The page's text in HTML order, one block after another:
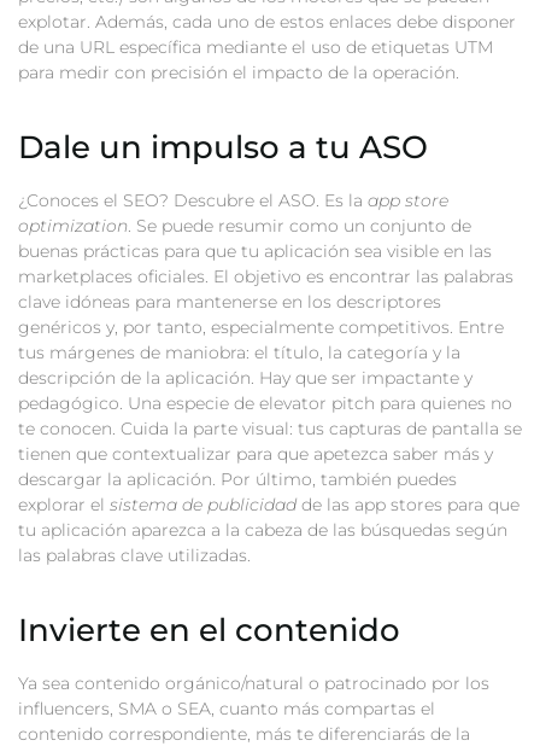
explotar. Además, cada uno de estos enlaces debe disponer
de una URL específica mediante el uso de etiquetas UTM
para medir con precisión el impacto de la operación.
Dale un impulso a tu ASO
¿Conoces el SEO? Descubre el ASO. Es la app store
optimization. Se puede resumir como un conjunto de
buenas prácticas para que tu aplicación sea visible en las
marketplaces oficiales. El objetivo es encontrar las palabras
clave idóneas para mantenerse en los descriptores
genéricos y, por tanto, especialmente competitivos. Entre
tus márgenes de maniobra: el título, la categoría y la
descripción de la aplicación. Hay que ser impactante y
pedagógico. Una especie de elevator pitch para quienes no
te conocen. Cuida la parte visual: tus capturas de pantalla se
tienen que contextualizar para que apetezca saber más y
descargar la aplicación. Por último, también puedes
explorar el sistema de publicidad de las app stores para que
tu aplicación aparezca a la cabeza de las búsquedas según
las palabras clave utilizadas.
Invierte en el contenido
Ya sea contenido orgánico/natural o patrocinado por los
influencers, SMA o SEA, cuanto más compartas el
contenido correspondiente, más te diferenciarás de la